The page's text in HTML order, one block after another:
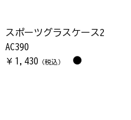
スポーツグラスケース2
AC390
￥ 1,430 （税込）